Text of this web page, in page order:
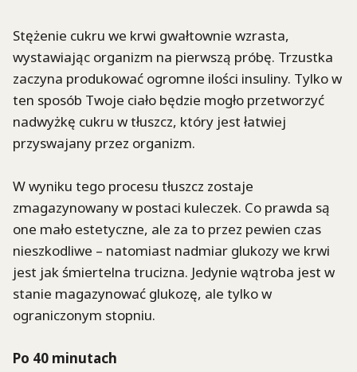
Stężenie cukru we krwi gwałtownie wzrasta,
wystawiając organizm na pierwszą próbę. Trzustka
zaczyna produkować ogromne ilości insuliny. Tylko w
ten sposób Twoje ciało będzie mogło przetworzyć
nadwyżkę cukru w tłuszcz, który jest łatwiej
przyswajany przez organizm.
W wyniku tego procesu tłuszcz zostaje
zmagazynowany w postaci kuleczek. Co prawda są
one mało estetyczne, ale za to przez pewien czas
nieszkodliwe – natomiast nadmiar glukozy we krwi
jest jak śmiertelna trucizna. Jedynie wątroba jest w
stanie magazynować glukozę, ale tylko w
ograniczonym stopniu.
Po 40 minutach